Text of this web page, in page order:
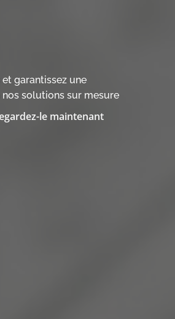
garantissez une
solutions sur mesure
le maintenant